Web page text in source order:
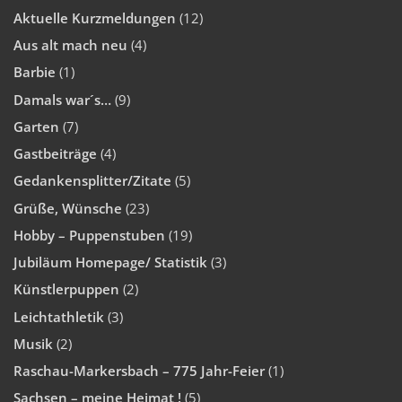
Aktuelle Kurzmeldungen (12)
Aus alt mach neu (4)
Barbie (1)
Damals war´s… (9)
Garten (7)
Gastbeiträge (4)
Gedankensplitter/Zitate (5)
Grüße, Wünsche (23)
Hobby – Puppenstuben (19)
Jubiläum Homepage/ Statistik (3)
Künstlerpuppen (2)
Leichtathletik (3)
Musik (2)
Raschau-Markersbach – 775 Jahr-Feier(1)
Sachsen – meine Heimat ! (5)